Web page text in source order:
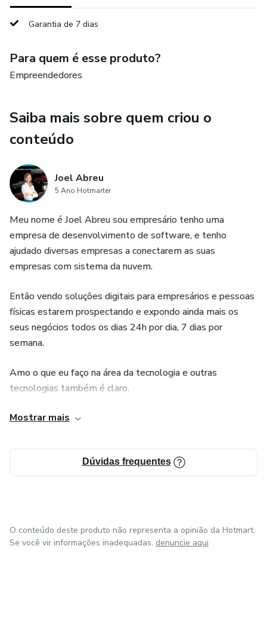
Garantia de 7 dias
Para quem é esse produto?
Empreendedores
Saiba mais sobre quem criou o
conteúdo
Joel Abreu
5 Ano Hotmarter
Meu nome é Joel Abreu sou empresário tenho uma
empresa de desenvolvimento de software, e tenho
ajudado diversas empresas a conectarem as suas
empresas com sistema da nuvem.
Então vendo soluções digitais para empresários e pessoas
físicas estarem prospectando e expondo ainda mais os
seus negócios todos os dias 24h por dia, 7 dias por
semana.
Amo o que eu faço na área da tecnologia e outras
tecnologias também é claro.
Estou buscando aqui ajuda-lo com os meus produtos
plataforma de vendas por afiliados.
Mostrar mais
Dúvidas frequentes
O conteúdo deste produto não representa a opinião da Hotmart.
Se você vir informações inadequadas, denuncie aqui